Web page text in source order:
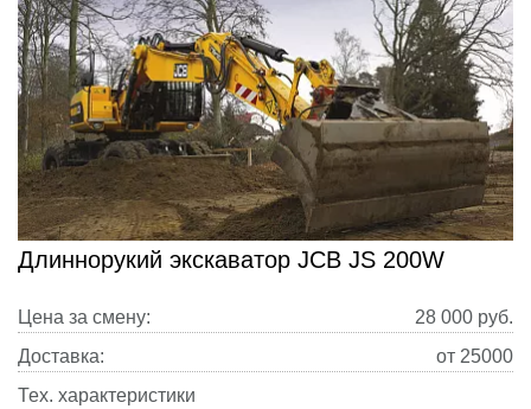
Длиннорукий экскаватор JCB JS 200W
Цена за смену: 28 000 руб.
Доставка:
от 25000
Тех. характеристики